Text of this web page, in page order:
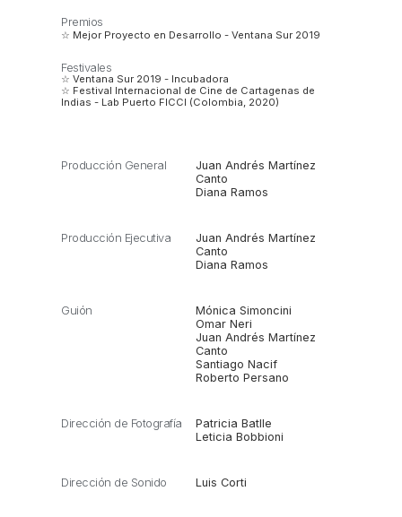
Premios
☆ Mejor Proyecto en Desarrollo - Ventana Sur 2019
Festivales
☆ Ventana Sur 2019 - Incubadora
☆ Festival Internacional de Cine de Cartagenas de
Indias - Lab Puerto FICCI (Colombia, 2020)
Producción General
Juan Andrés Martínez
Canto
Diana Ramos
Producción Ejecutiva
Juan Andrés Martínez
Canto
Diana Ramos
Guión
Mónica Simoncini
Omar Neri
Juan Andrés Martínez
Canto
Santiago Nacif
Roberto Persano
Dirección de Fotografía
Patricia Batlle
Leticia Bobbioni
Dirección de Sonido Luis Corti